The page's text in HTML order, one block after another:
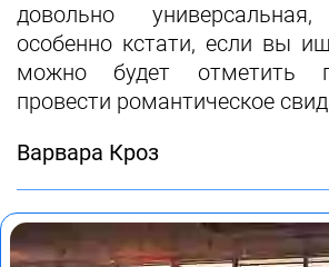
довольно
особенно кстати, если вы
можно будет отметить
провести романтическое
Варвара Кроз